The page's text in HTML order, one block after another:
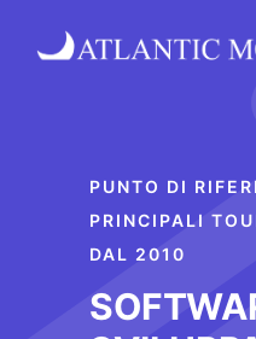
PUNTO DI
PRINCIPALI
DAL 2010